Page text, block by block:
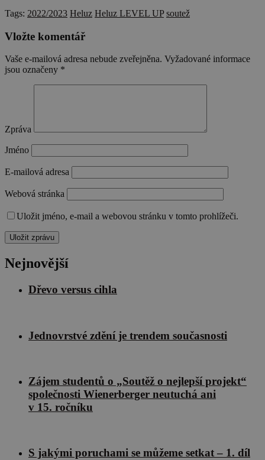
Tags: 2022/2023 Heluz Heluz LEVEL UP soutež
Vložte komentář
Vaše e-mailová adresa nebude zveřejněna. Vyžadované informace
jsou označeny *
Zpráva
Jméno
E-mailová adresa
Webová stránka
Uložit jméno, e-mail a webovou stránku v tomto prohlížeči.
Nejnovější
Dřevo versus cihla
Jednovrstvé zdění je trendem současnosti
Zájem studentů o „Soutěž o nejlepší projekt“
společnosti Wienerberger neutuchá ani
v 15. ročníku
S jakými poruchami se můžeme setkat – 1. díl